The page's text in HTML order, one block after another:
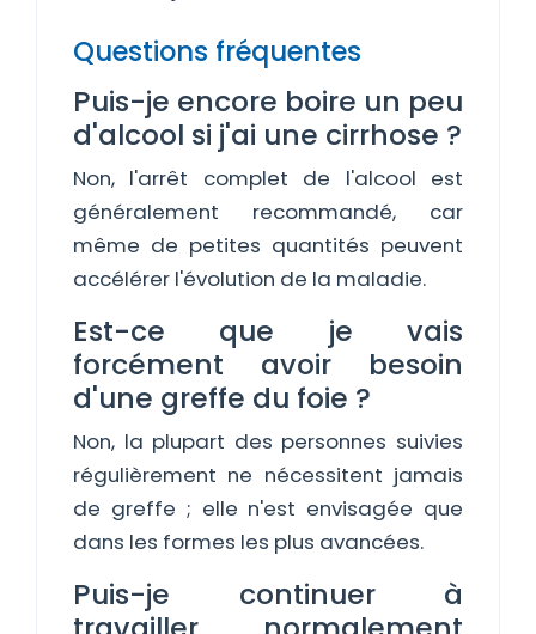
Questions fréquentes
Puis-je encore boire un peu
d'alcool si j'ai une cirrhose ?
Non, l'arrêt complet de l'alcool est
généralement recommandé, car
même de petites quantités peuvent
accélérer l'évolution de la maladie.
Est-ce que je vais
forcément avoir besoin
d'une greffe du foie ?
Non, la plupart des personnes suivies
régulièrement ne nécessitent jamais
de greffe ; elle n'est envisagée que
dans les formes les plus avancées.
Puis-je continuer à